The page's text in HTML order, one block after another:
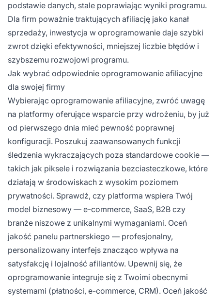
podstawie danych, stale poprawiając wyniki programu.
Dla firm poważnie traktujących afiliację jako kanał
sprzedaży, inwestycja w oprogramowanie daje szybki
zwrot dzięki efektywności, mniejszej liczbie błędów i
szybszemu rozwojowi programu.
Jak wybrać odpowiednie oprogramowanie afiliacyjne
dla swojej firmy
Wybierając oprogramowanie afiliacyjne, zwróć uwagę
na platformy oferujące wsparcie przy wdrożeniu, by już
od pierwszego dnia mieć pewność poprawnej
konfiguracji. Poszukuj zaawansowanych funkcji
śledzenia wykraczających poza standardowe cookie —
takich jak piksele i rozwiązania bezciasteczkowe, które
działają w środowiskach z wysokim poziomem
prywatności. Sprawdź, czy platforma wspiera Twój
model biznesowy — e-commerce, SaaS, B2B czy
branże niszowe z unikalnymi wymaganiami. Oceń
jakość panelu partnerskiego — profesjonalny,
personalizowany interfejs znacząco wpływa na
satysfakcję i lojalność afiliantów. Upewnij się, że
oprogramowanie integruje się z Twoimi obecnymi
systemami (płatności, e-commerce, CRM). Oceń jakość